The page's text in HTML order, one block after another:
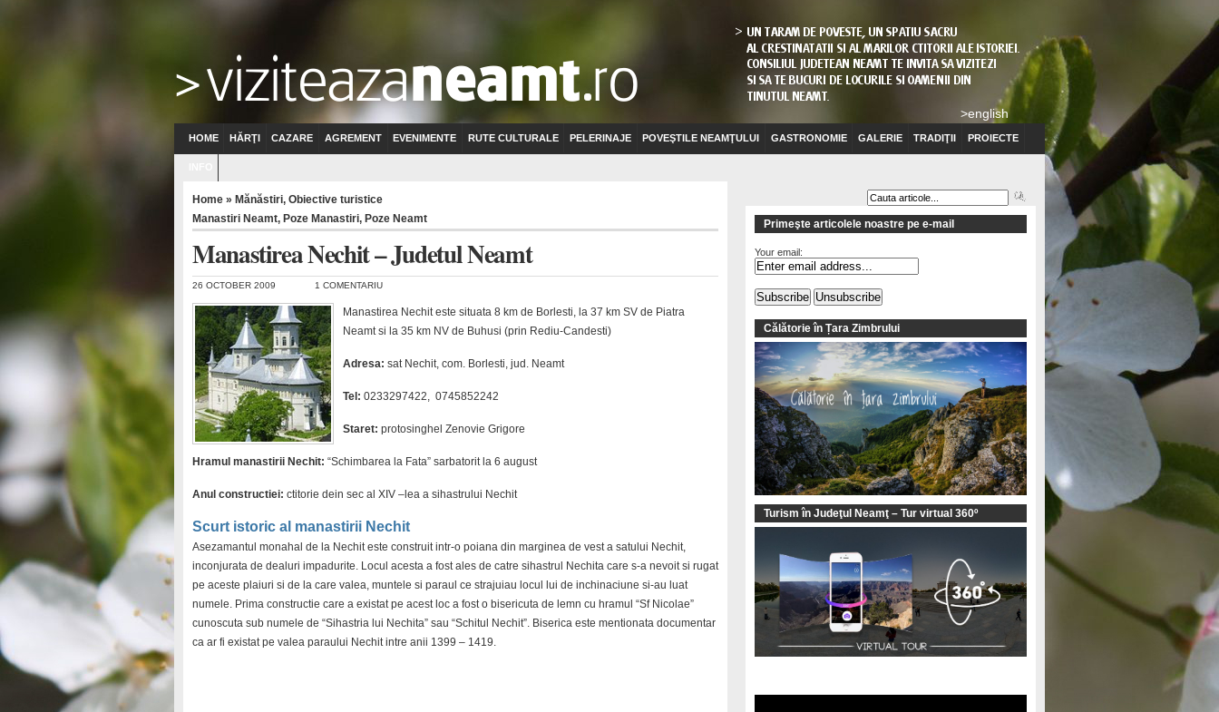
>english
HOME HĂRŢI CAZARE AGREMENT EVENIMENTE RUTE CULTURALE PELERINAJE POVEŞTILE NEAMŢULUI GASTRONOMIE GALERIE TRADIŢII PROIECTE
Home » Mănăstiri, Obiective turistice
Manastiri Neamt, Poze Manastiri, Poze Neamt
Manastirea Nechit – Judetul Neamt
26 OCTOBER 2009 1 COMENTARIU
Manastirea Nechit este situata 8 km de Borlesti, la 37 km SV de Piatra
Neamt si la 35 km NV de Buhusi (prin Rediu-Candesti)
Adresa: sat Nechit, com. Borlesti, jud. Neamt
Tel: 0233297422, 0745852242
Staret: protosinghel Zenovie Grigore
Hramul manastirii Nechit: “Schimbarea la Fata” sarbatorit la 6 august
Anul constructiei: ctitorie dein sec al XIV –lea a sihastrului Nechit
Scurt istoric al manastirii Nechit
Asezamantul monahal de la Nechit este construit intr-o poiana din marginea de vest a satului Nechit,
inconjurata de dealuri impadurite. Locul acesta a fost ales de catre sihastrul Nechita care s-a nevoit si rugat
pe aceste plaiuri si de la care valea, muntele si paraul ce strajuiau locul lui de inchinaciune si-au luat
numele. Prima constructie care a existat pe acest loc a fost o bisericuta de lemn cu hramul “Sf Nicolae”
cunoscuta sub numele de “Sihastria lui Nechita” sau “Schitul Nechit”. Biserica este mentionata documentar
ca ar fi existat pe valea paraului Nechit intre anii 1399 – 1419.
Primeşte articolele noastre pe e-mail
Your email:
Călătorie în Țara Zimbrului
Turism în Judeţul Neamţ – Tur virtual 360º